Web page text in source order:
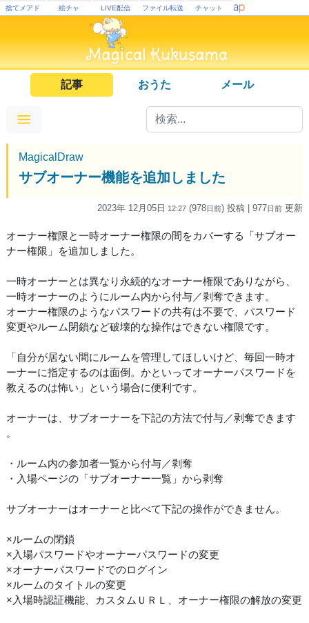
捨てメアド 絵チャ LIVE配信 ファイル転送 チャット
記事 おうた メール
MagicalDraw
サブオーナー機能を追加しました
2023年 12月05日 12:27 (978日前) 投稿 | 977日前 更新
オーナー権限と一時オーナー権限の間をカバーする「サブオー
ナー権限」を追加しました。
一時オーナーとは異なり永続的なオーナー権限でありながら、
一時オーナーのようにルーム内から付与／剥奪できます。
オーナー権限のようなパスワードの共有は不要で、パスワード
変更やルーム閉鎖など破壊的な操作はできない権限です。
「自分が居ない間にルームを管理してほしいけど、毎回一時オ
ーナーに指定するのは面倒。かといってオーナーパスワードを
教えるのは怖い」という場合に便利です。
オーナーは、サブオーナーを下記の方法で付与／剥奪できます
。
・ルーム内の参加者一覧から付与／剥奪
・入場ページの「サブオーナー一覧」から剥奪
サブオーナーはオーナーと比べて下記の操作ができません。
×ルームの閉鎖
×入場パスワードやオーナーパスワードの変更
×オーナーパスワードでのログイン
×ルームのタイトルの変更
×入場時認証機能、カスタムＵＲＬ、オーナー権限の解放の変更